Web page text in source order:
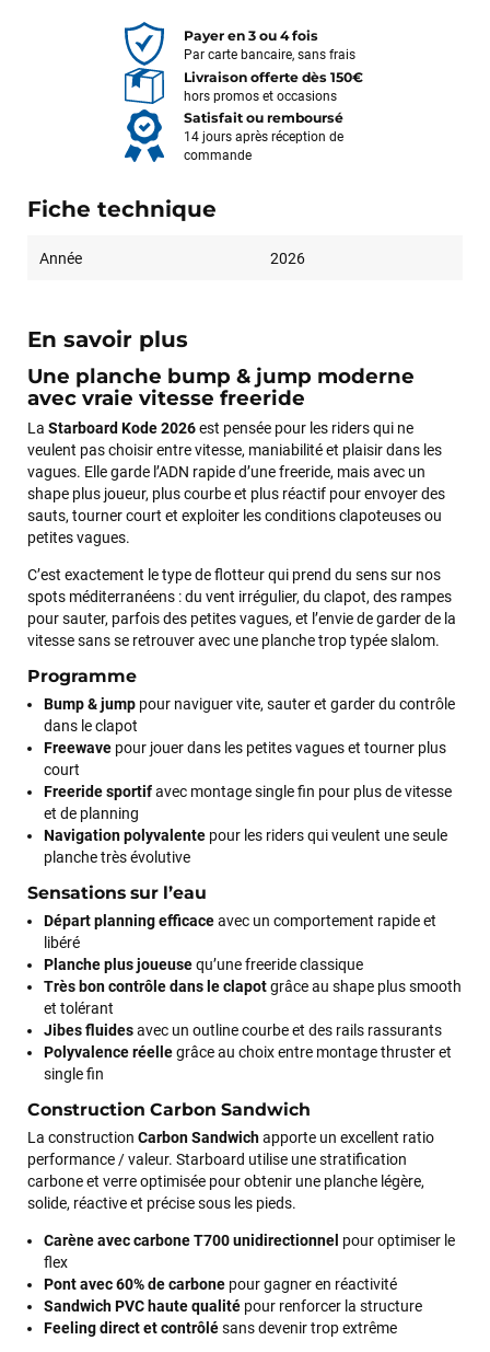
Payer en 3 ou 4 fois
Par carte bancaire, sans frais
Livraison offerte dès 150€
hors promos et occasions
Satisfait ou remboursé
14 jours après réception de
commande
Fiche technique
Année 2026
En savoir plus
Une planche bump & jump moderne
avec vraie vitesse freeride
La Starboard Kode 2026est pensée pour les riders qui ne
veulent pas choisir entre vitesse, maniabilité et plaisir dans les
vagues. Elle garde l’ADN rapide d’une freeride, mais avec un
shape plus joueur, plus courbe et plus réactif pour envoyer des
sauts, tourner court et exploiter les conditions clapoteuses ou
petites vagues.
C’est exactement le type de flotteur qui prend du sens sur nos
spots méditerranéens : du vent irrégulier, du clapot, des rampes
pour sauter, parfois des petites vagues, et l’envie de garder de la
vitesse sans se retrouver avec une planche trop typée slalom.
Programme
Bump & jump pour naviguer vite, sauter et garder du contrôle
dans le clapot
Freewave pour jouer dans les petites vagues et tourner plus
court
Freeride sportifavec montage single fin pour plus de vitesse
et de planning
Navigation polyvalente pour les riders qui veulent une seule
planche très évolutive
Sensations sur l’eau
Départ planning efficaceavec un comportement rapide et
libéré
Planche plus joueusequ’une freeride classique
Très bon contrôle dans le clapotgrâce au shape plus smooth
et tolérant
Jibes fluidesavec un outline courbe et des rails rassurants
Polyvalence réellegrâce au choix entre montage thruster et
single fin
Construction Carbon Sandwich
La construction Carbon Sandwichapporte un excellent ratio
performance / valeur. Starboard utilise une stratification
carbone et verre optimisée pour obtenir une planche légère,
solide, réactive et précise sous les pieds.
Carène avec carbone T700 unidirectionnel pour optimiser le
flex
Pont avec 60% de carbone pour gagner en réactivité
Sandwich PVC haute qualité pour renforcer la structure
Feeling direct et contrôlésans devenir trop extrême